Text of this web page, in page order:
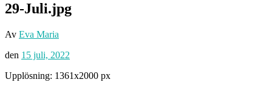
29-Juli.jpg
Av Eva Maria
den 15 juli, 2022
Upplösning: 1361x2000 px